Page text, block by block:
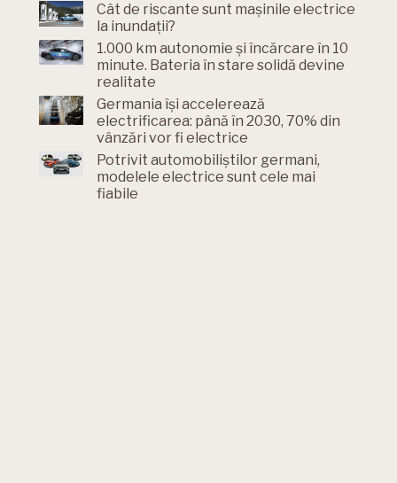
Cât de riscante sunt mașinile electrice
la inundații?
1.000 km autonomie și încărcare în 10
minute. Bateria în stare solidă devine
realitate
Germania își accelerează
electrificarea: până în 2030, 70% din
vânzări vor fi electrice
Potrivit automobiliștilor germani,
modelele electrice sunt cele mai
fiabile